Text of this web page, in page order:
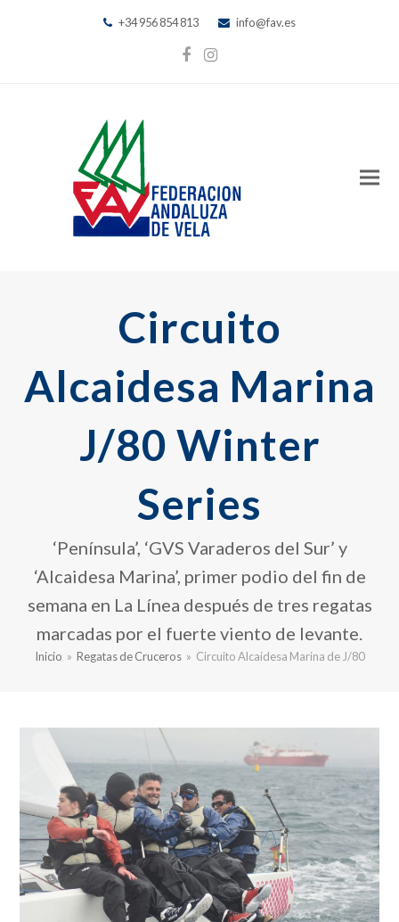
+34 956 854 813 info@fav.es
Facebook
Instagram
Circuito
Alcaidesa Marina
J/80 Winter
Series
‘Península’, ‘GVS Varaderos del Sur’ y
‘Alcaidesa Marina’, primer podio del fin de
semana en La Línea después de tres regatas
marcadas por el fuerte viento de levante.
Inicio » Regatas de Cruceros » Circuito Alcaidesa Marina de J/80